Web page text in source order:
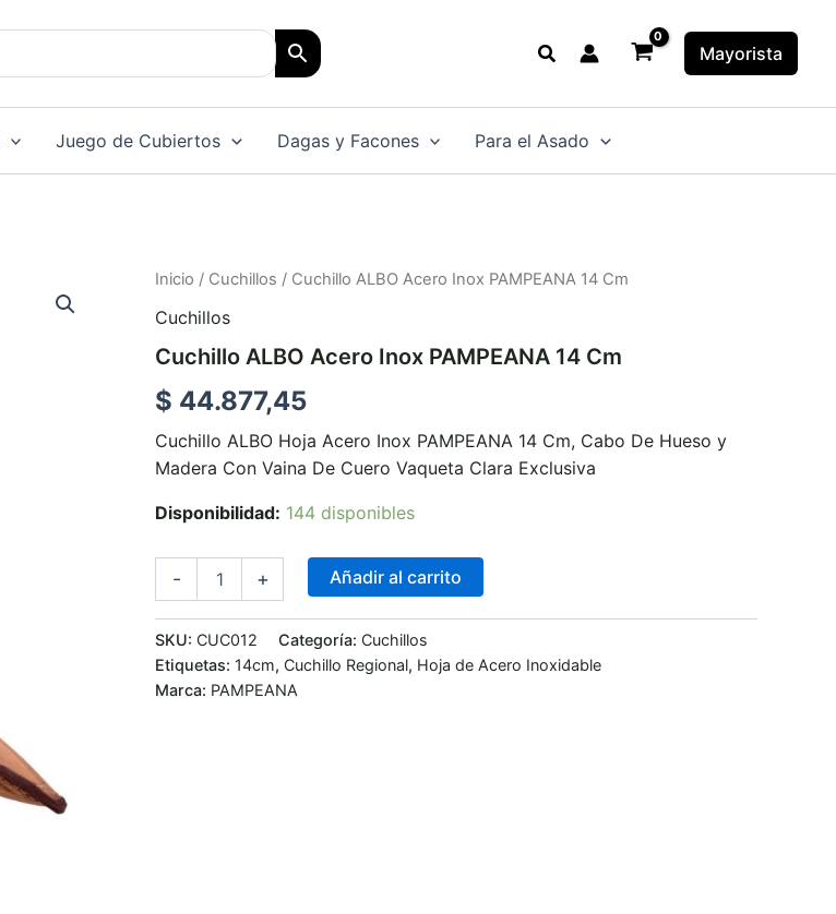
Buscar Mayorista
Juego de Cubiertos Dagas y Facones Para el Asado
Inicio / Cuchillos / Cuchillo ALBO Acero Inox PAMPEANA 14 Cm
Cuchillos
Cuchillo ALBO Acero Inox PAMPEANA 14 Cm
$ 44.877,45
Cuchillo ALBO Hoja Acero Inox PAMPEANA 14 Cm, Cabo De Hueso y
Madera Con Vaina De Cuero Vaqueta Clara Exclusiva
Disponibilidad: 144 disponibles
-
Cuchillo
Acero
PAMPEANA
14
Cm
+ Añadir al carrito
SKU: CUC012 Categoría: Cuchillos
Etiquetas: 14cm, Cuchillo Regional, Hoja de Acero Inoxidable
Marca: PAMPEANA